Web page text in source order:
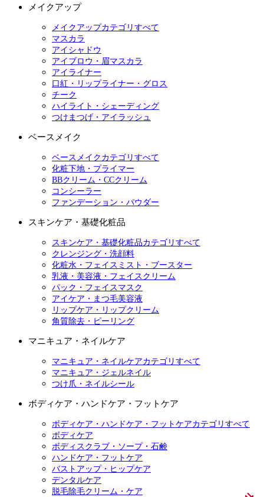
メイクアップ
メイクアップカテゴリすべて
マスカラ
アイシャドウ
アイブロウ・眉マスカラ
アイライナー
口紅・リップライナー・グロス
チーク
ハイライト・シェーディング
つけまつげ・アイラッシュ
ベースメイク
ベースメイクカテゴリすべて
化粧下地・プライマー
BBクリーム・CCクリーム
コンシーラー
ファンデーション・パウダー
スキンケア・基礎化粧品
スキンケア・基礎化粧品カテゴリすべて
クレンジング・洗顔料
化粧水・フェイスミスト・ブースター
乳液・美容液・フェイスクリーム
パック・フェイスマスク
アイケア・まつ毛美容液
リップケア・リップクリーム
角質除去・ピーリング
マニキュア・ネイルケア
マニキュア・ネイルケアカテゴリすべて
マニキュア・ジェルネイル
つけ爪・ネイルシール
ボディケア・ハンドケア・フットケア
ボディケア・ハンドケア・フットケアカテゴリすべて
ボディケア
ボディスクラブ・ソープ・石鹸
ハンドケア・フットケア
バストアップ・ヒップケア
デンタルケア
脱毛除毛クリーム・ケア